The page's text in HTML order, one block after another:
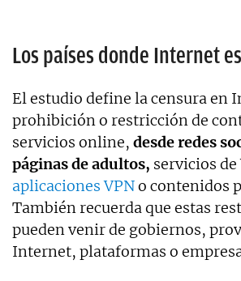
Los países donde Internet
El estudio define la censura en
prohibición o restricción de
servicios online, desde redes
páginas de adultos, servicios de
aplicaciones VPNo contenidos
También recuerda que estas
pueden venir de gobiernos,
Internet, plataformas o